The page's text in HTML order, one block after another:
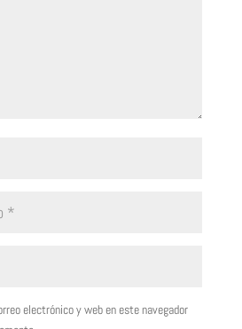
electrónico y web en este navegador